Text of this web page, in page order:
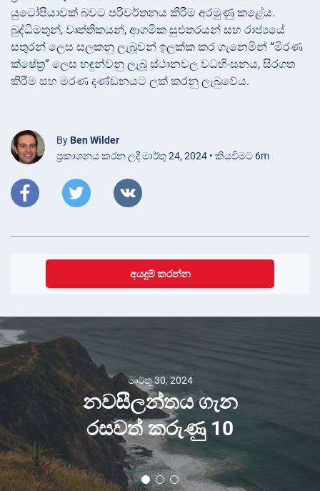
යුටෝපියාවක් බවට පරිවර්තනය කිරීම අරමුණු කළේය.
බුද්ධිමතුන්, වෘත්තිකයන්, ආගමික සුළුතරයන් සහ රාජ්‍යයේ
සතුරන් ලෙස සලකනු ලැබූවන් ඉලක්ක කර ගැනෙමින් “මිරණ
ක්ෂේත්‍ර” ලෙස හඳුන්වනු ලැබූ ස්ථානවල වධහිංසනය, සිරගත
කිරීම සහ මරණ දණ්ඩනයට ලක් කරනු ලැබුවේය.
By Ben Wilder
ප්‍රකාශනය කරන ලදී මාර්තු 24, 2024 • කියවීමට 6m
අයදුම් කරන්න
මාර්තු 30, 2024
නවසීලන්තය ගැන
රසවත් කරුණු 10